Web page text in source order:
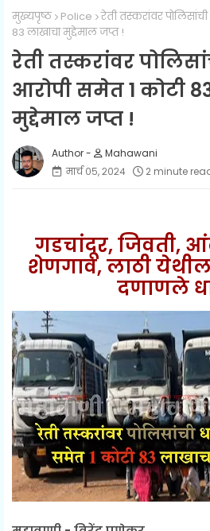
मुख्यपृष्ठ Police
रेती तस्करांवर
83 लाखाचा मुद्देमाल जप्त !
रेती तस्करांवर
आरोपी समेत 1 कोटी
मुद्देमाल जप्त !
Mahawani
मार्च ०५, २०२४
2 minute
गडचांदूर, जिवती,
शेणगाव, लाठी
दणाणले